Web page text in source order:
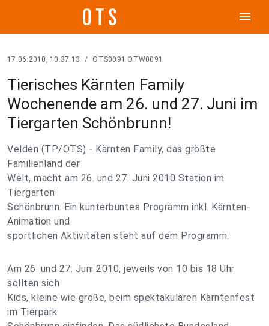
menu
17.06.2010, 10:37:13 / OTS0091 OTW0091
Tierisches Kärnten Family
Wochenende am 26. und 27. Juni im
Tiergarten Schönbrunn!
Velden (TP/OTS) - Kärnten Family, das größte
Familienland der
Welt, macht am 26. und 27. Juni 2010 Station im
Tiergarten
Schönbrunn. Ein kunterbuntes Programm inkl. Kärnten-
Animation und
sportlichen Aktivitäten steht auf dem Programm.
Am 26. und 27. Juni 2010, jeweils von 10 bis 18 Uhr
sollten sich
Kids, kleine wie große, beim spektakulären Kärntenfest
im Tierpark